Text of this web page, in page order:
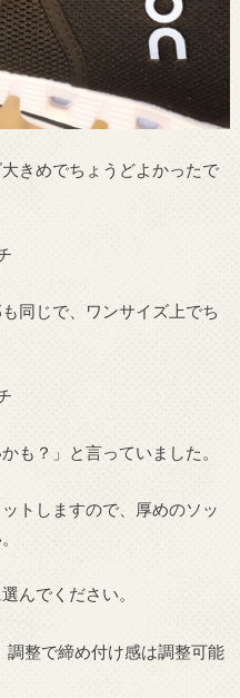
きめでちょうどよかったで
同じで、ワンサイズ上でち
も？」と言っていました。
トしますので、厚めのソッ
んでください。
整で締め付け感は調整可能